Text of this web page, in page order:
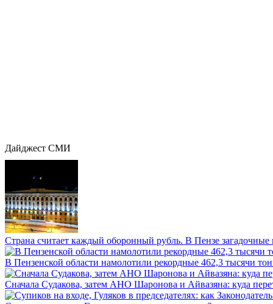
Дайджест СМИ
Страна считает каждый оборонный рубль. В Пензе
В Пензенской области намолотили рекордные 462,3 тысячи
Сначала Судакова, затем АНО Шаронова и Айвазяна: куда